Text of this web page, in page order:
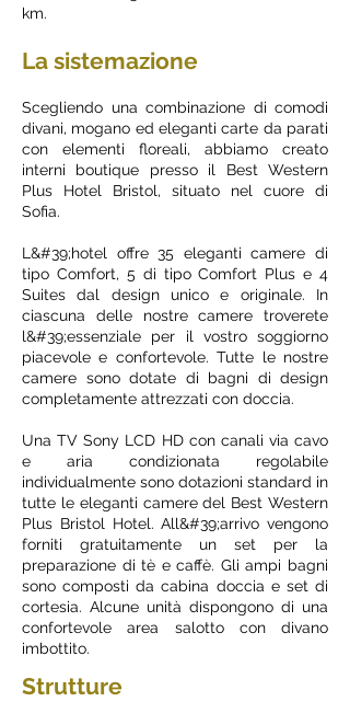
km.
La sistemazione
Scegliendo una combinazione di comodi
divani, mogano ed eleganti carte da parati
con elementi floreali, abbiamo creato
interni boutique presso il Best Western
Plus Hotel Bristol, situato nel cuore di
Sofia.
L&#39;hotel offre 35 eleganti camere di
tipo Comfort, 5 di tipo Comfort Plus e 4
Suites dal design unico e originale. In
ciascuna delle nostre camere troverete
l&#39;essenziale per il vostro soggiorno
piacevole e confortevole. Tutte le nostre
camere sono dotate di bagni di design
completamente attrezzati con doccia.
Una TV Sony LCD HD con canali via cavo
e aria condizionata regolabile
individualmente sono dotazioni standard in
tutte le eleganti camere del Best Western
Plus Bristol Hotel. All&#39;arrivo vengono
forniti gratuitamente un set per la
preparazione di tè e caffè. Gli ampi bagni
sono composti da cabina doccia e set di
cortesia. Alcune unità dispongono di una
confortevole area salotto con divano
imbottito.
Strutture